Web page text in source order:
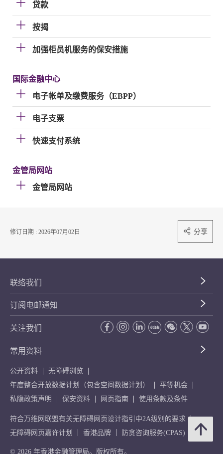
贷款
按揭
加强柜员机服务的保安措施
国际金融中心
电子帐单及缴费服务（EBPP）
电子支票
快速支付系统
金管局网站
金管局网站
修订日期 : 2026年07月02日 分享
联络我们
订阅电邮通知
关注我们
常用资料
公开资料
无障碍浏览
年度整合开放数据计划（包含空间数据计划）
平等机会
私隐政策声明
保安资料 网页指南 使用条款及条件
符合万维网联盟有关无障碍网页设计指引中2A级别的要求
无障碍网页嘉许计划
香港品牌 防贪咨询服务(CPAS)
© 2026 年香港金融管理局。版权所有。